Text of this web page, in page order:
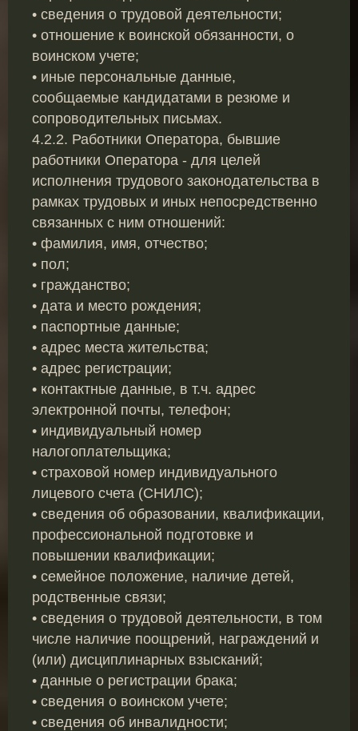
• сведения о трудовой деятельности;
• отношение к воинской обязанности, о
воинском учете;
• иные персональные данные,
сообщаемые кандидатами в резюме и
сопроводительных письмах.
4.2.2. Работники Оператора, бывшие
работники Оператора - для целей
исполнения трудового законодательства в
рамках трудовых и иных непосредственно
связанных с ним отношений:
• фамилия, имя, отчество;
• пол;
• гражданство;
• дата и место рождения;
• паспортные данные;
• адрес места жительства;
• адрес регистрации;
• контактные данные, в т.ч. адрес
электронной почты, телефон;
• индивидуальный номер
налогоплательщика;
• страховой номер индивидуального
лицевого счета (СНИЛС);
• сведения об образовании, квалификации,
профессиональной подготовке и
повышении квалификации;
• семейное положение, наличие детей,
родственные связи;
• сведения о трудовой деятельности, в том
числе наличие поощрений, награждений и
(или) дисциплинарных взысканий;
• данные о регистрации брака;
• сведения о воинском учете;
• сведения об инвалидности;